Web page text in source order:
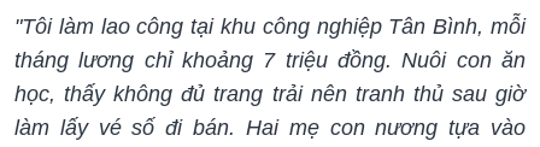
"Tôi làm lao công tại khu công nghiệp Tân Bình, mỗi
tháng lương chỉ khoảng 7 triệu đồng. Nuôi con ăn
học, thấy không đủ trang trải nên tranh thủ sau giờ
làm lấy vé số đi bán. Hai mẹ con nương tựa vào